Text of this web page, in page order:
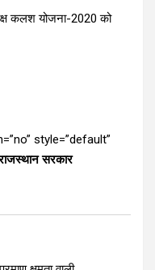
कलश योजना-2020 को
style=”default”
सरकार